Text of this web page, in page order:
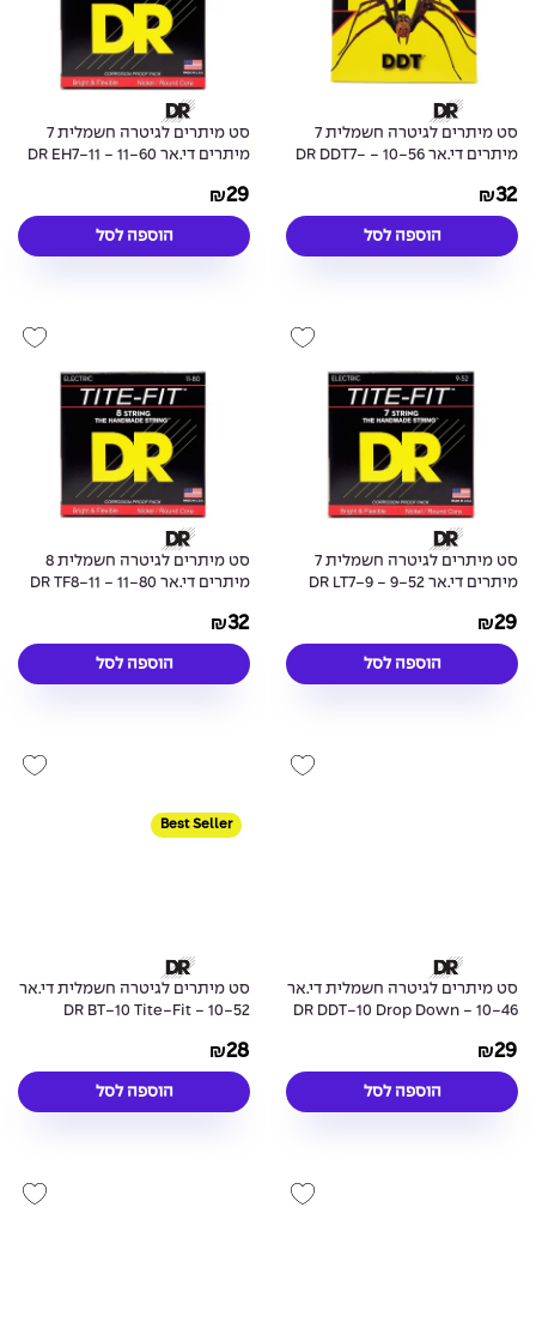
סט מיתרים לגיטרה חשמלית 7
מיתרים די.אר 10-56 - DR DDT7-
Guitar 7Strings
₪32
הוספה לסל
סט מיתרים לגיטרה חשמלית 7
מיתרים די.אר 11-60 - DR EH7-11
Strings
₪29
הוספה לסל
סט מיתרים לגיטרה חשמלית 7
מיתרים די.אר 9-52 - DR LT7-9
Strings
₪29
הוספה לסל
סט מיתרים לגיטרה חשמלית 8
מיתרים די.אר 11-80 - DR TF8-11
Strings
₪32
הוספה לסל
סט מיתרים לגיטרה חשמלית די.אר
10-46 - DR DDT-10 Drop Down
₪29
הוספה לסל
Best Seller
סט מיתרים לגיטרה חשמלית די.אר
10-52 - DR BT-10 Tite-Fit
₪28
הוספה לסל